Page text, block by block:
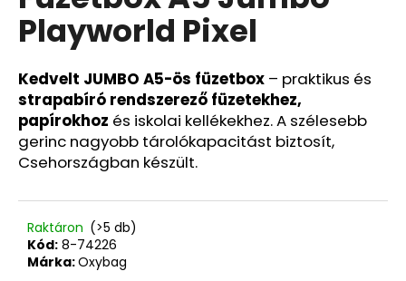
5-
ből
csillag.
Playworld Pixel
Kedvelt JUMBO A5-ös füzetbox – praktikus és
strapabíró rendszerező füzetekhez,
papírokhoz és iskolai kellékekhez. A szélesebb
gerinc nagyobb tárolókapacitást biztosít,
Csehországban készült.
Raktáron (>5 db)
Kód: 8-74226
Márka:Oxybag
j
á
n
l
j
u
ISKOLAI
HÁTIZSÁK